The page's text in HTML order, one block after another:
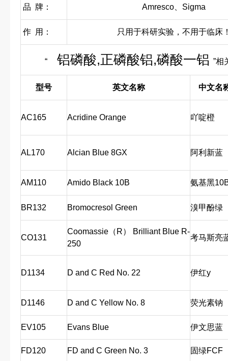
品 牌： Amresco、Sigma
作 用： 只用于科研实验，不用于临床
“ 铝磷酸,正磷酸铝,磷酸一铝 ”相
型号 英文名称 中文名
AC165 Acridine Orange 吖啶橙
AL170 Alcian Blue 8GX 阿利新蓝
AM110 Amido Black 10B 氨基黑
BR132 Bromocresol Green 溴甲酚绿
CO131
Coomassie（R） Brilliant Blue R-
250
考马斯亮
D1134 D and C Red No. 22 伊红y
D1146 D and C Yellow No. 8 荧光素钠
EV105 Evans Blue 伊文思蓝
FD120 FD and C Green No. 3 固绿FCF